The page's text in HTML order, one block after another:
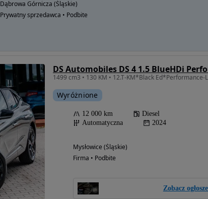
Dąbrowa Górnicza (Śląskie)
Prywatny sprzedawca • Podbite
Wyróżnione
12 000 km
Diesel
Automatyczna
2024
Mysłowice (Śląskie)
Firma • Podbite
Zobacz